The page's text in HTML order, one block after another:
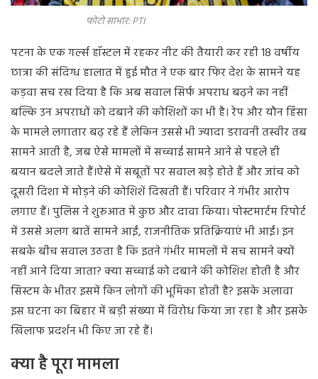
फोटो साभार: PTI
पटना के एक गर्ल्स हॉस्टल में रहकर नीट की तैयारी कर रही 18 वर्षीय
छात्रा की संदिग्ध हालात में हुई मौत ने एक बार फिर देश के सामने यह
कड़वा सच रख दिया है कि अब सवाल सिर्फ अपराध बढ़ने का नहीं
बल्कि उन अपराधों को दबाने की कोशिशों का भी है। रेप और यौन हिंसा
के मामले लगातार बढ़ रहे हैं लेकिन उससे भी ज्यादा डरावनी तस्वीर तब
सामने आती है, जब ऐसे मामलों में सच्चाई सामने आने से पहले ही
बयान बदले जाते हैं।ऐसे में सबूतों पर सवाल खड़े होते हैं और जांच को
दूसरी दिशा में मोड़ने की कोशिशें दिखती हैं। परिवार ने गंभीर आरोप
लगाए हैं। पुलिस ने शुरुआत में कुछ और दावा किया। पोस्टमार्टम रिपोर्ट
में उससे अलग बातें सामने आईं, राजनीतिक प्रतिक्रियाएं भी आईं। इन
सबके बीच सवाल उठता है कि इतने गंभीर मामलों में सच सामने क्यों
नहीं आने दिया जाता? क्या सच्चाई को दबाने की कोशिश होती है और
सिस्टम के भीतर इसमें किन लोगों की भूमिका होती है? इसके अलावा
इस घटना का बिहार में बड़ी संख्या में विरोध किया जा रहा है और इसके
खिलाफ प्रदर्शन भी किए जा रहे हैं।
क्या है पूरा मामला